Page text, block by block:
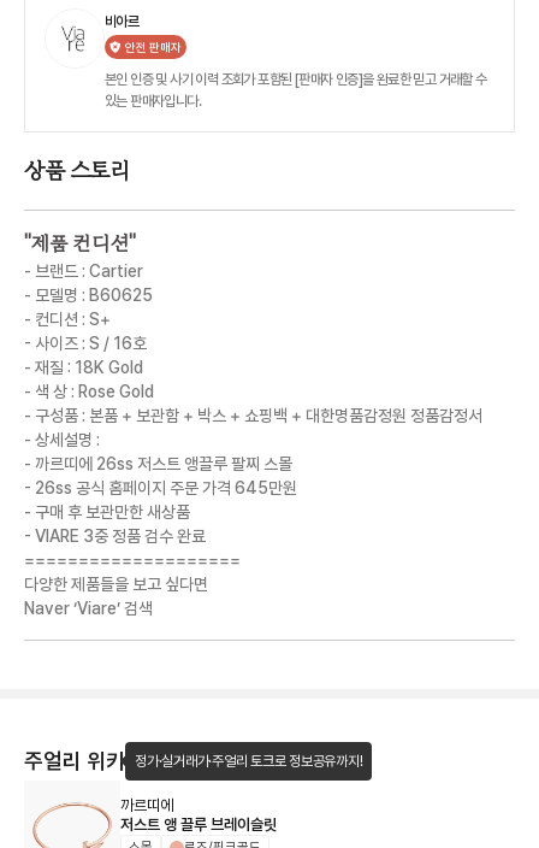
비아르
안전 판매자
본인 인증 및 사기 이력 조회가 포함된 [판매자 인증]을 완료한 믿고 거래할 수
있는 판매자입니다.
상품 스토리
"제품 컨디션"
- 브랜드 : Cartier
- 모델명 : B60625
- 컨디션 : S+
- 사이즈 : S / 16호
- 재질 : 18K Gold
- 색 상 : Rose Gold
- 구성품 : 본품 + 보관함 + 박스 + 쇼핑백 + 대한명품감정원 정품감정서
- 상세설명 :
- 까르띠에 26ss 저스트 앵끌루 팔찌 스몰
- 26ss 공식 홈페이지 주문 가격 645만원
- 구매 후 보관만한 새상품
- VIARE 3중 정품 검수 완료
====================
다양한 제품들을 보고 싶다면
Naver ‘Viare’ 검색
주얼리 위키 정가·실거래가·주얼리 토크로 정보공유까지!
까르띠에
저스트 앵 끌루 브레이슬릿